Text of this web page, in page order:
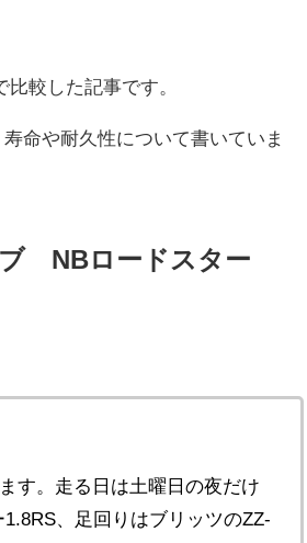
較した記事です。
命や耐久性について書いていま
ブ NBロードスター
す。走る日は土曜日の夜だけ
、足回りはブリッツのZZ-